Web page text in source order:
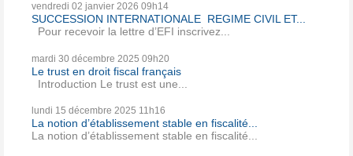
vendredi 02 janvier 2026 09h14
SUCCESSION INTERNATIONALE REGIME CIVIL ET...
Pour recevoir la lettre d’EFI inscrivez...
mardi 30 décembre 2025 09h20
Le trust en droit fiscal français
Introduction Le trust est une...
lundi 15 décembre 2025 11h16
La notion d’établissement stable en fiscalité...
La notion d’établissement stable en fiscalité...